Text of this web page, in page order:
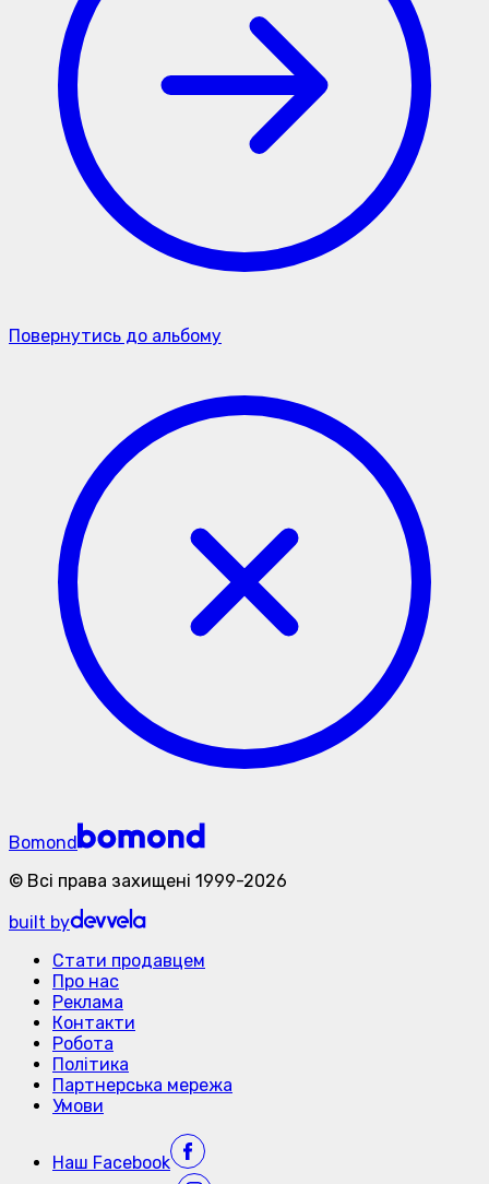
Повернутись до альбому
Bomond
© Всі права захищені 1999-2026
built by
Стати продавцем
Про нас
Реклама
Контакти
Робота
Політика
Партнерська мережа
Умови
Наш Facebook